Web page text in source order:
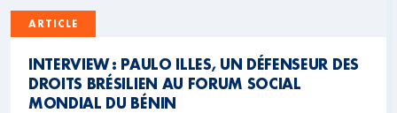
ARTICLE
INTERVIEW : PAULO ILLES, UN DÉFENSEUR DES
DROITS BRÉSILIEN AU FORUM SOCIAL
MONDIAL DU BÉNIN